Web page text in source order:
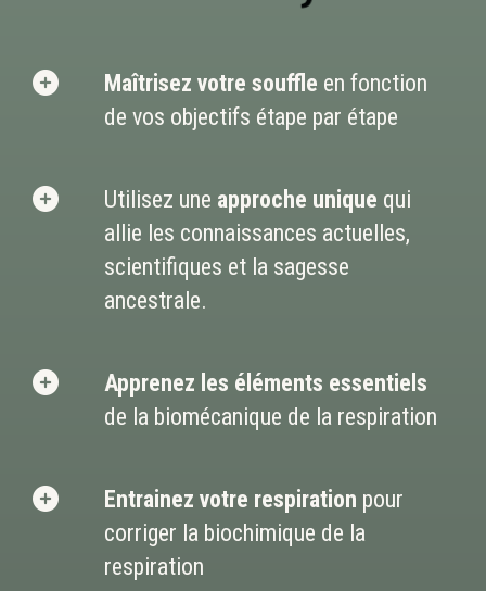
Maîtrisez votre souffle en fonction
de vos objectifs étape par étape
Utilisez une approche unique qui
allie les connaissances actuelles,
scientifiques et la sagesse
ancestrale.
Apprenez les éléments essentiels
de la biomécanique de la respiration
Entrainez votre respiration pour
corriger la biochimique de la
respiration